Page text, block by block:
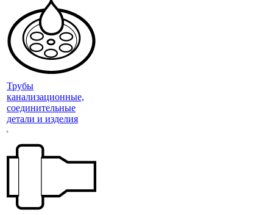
Трубы
канализационные,
соединительные
детали и изделия